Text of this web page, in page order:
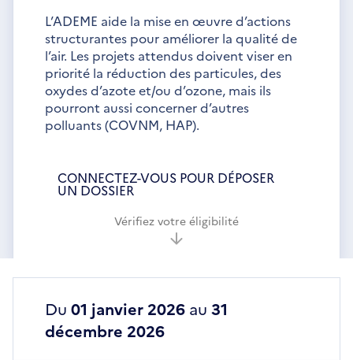
L’ADEME aide la mise en œuvre d’actions
structurantes pour améliorer la qualité de
l’air. Les projets attendus doivent viser en
priorité la réduction des particules, des
oxydes d’azote et/ou d’ozone, mais ils
pourront aussi concerner d’autres
polluants (COVNM, HAP).
CONNECTEZ-VOUS POUR DÉPOSER
UN DOSSIER
Vérifiez votre éligibilité
Du 01 janvier 2026 au 31
décembre 2026